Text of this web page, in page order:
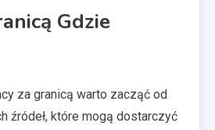
Gdzie
za granicą warto zacząć od
źródeł, które mogą dostarczyć